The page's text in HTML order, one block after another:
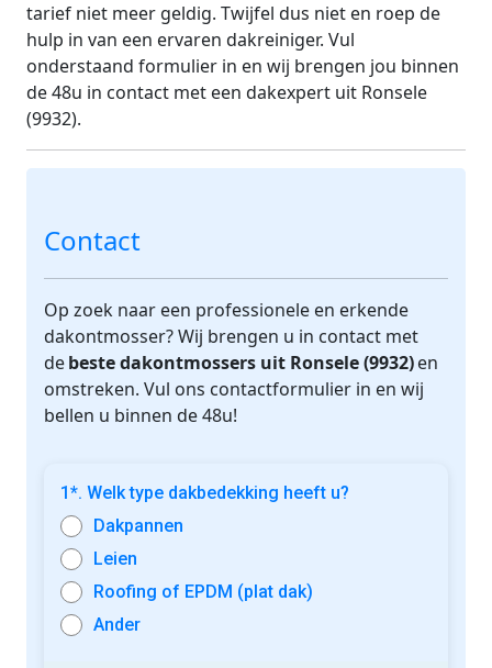
tarief niet meer geldig. Twijfel dus niet en roep de
hulp in van een ervaren dakreiniger. Vul
onderstaand formulier in en wij brengen jou binnen
de 48u in contact met een dakexpert uit Ronsele
(9932).
Contact
Op zoek naar een professionele en erkende
dakontmosser? Wij brengen u in contact met
debeste dakontmossers uit Ronsele (9932)en
omstreken. Vul ons contactformulier in en wij
bellen u binnen de 48u!
1*. Welk type dakbedekking heeft u?
Dakpannen
Leien
Roofing of EPDM (plat dak)
Ander